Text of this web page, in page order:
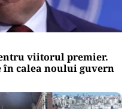
în ceasul al
un armistițiu